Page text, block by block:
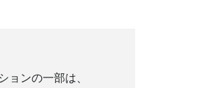
ンの一部は、